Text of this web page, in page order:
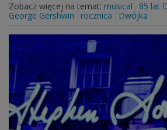
Zobacz więcej na temat: musical
85 lat
George Gershwin
rocznica Dwójka